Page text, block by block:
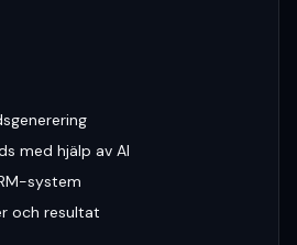
med hjälp av AI
system
och resultat